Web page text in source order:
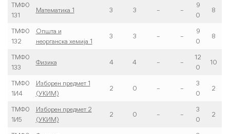
ТМФ0
131
Математика 1 3 3 – –
9
0
8
ТМФ0
132
Општа и
неорганска хемија 1
3 3 – –
9
0
8
ТМФ0
133
Физика 4 4 – –
12
0
10
ТМФ0
1И4
Изборен предмет 1
(УКИМ)
2 0 – –
3
0
2
ТМФ0
1И5
Изборен предмет 2
(УКИМ)
2 0 – –
3
0
2